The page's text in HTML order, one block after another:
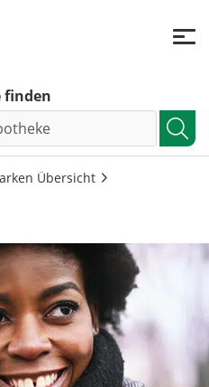
finden
Übersicht